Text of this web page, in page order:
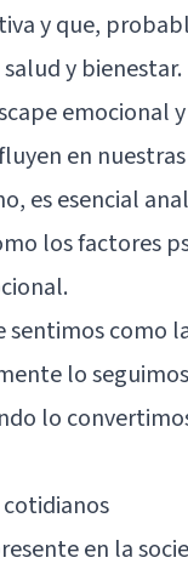
y que,
y bienestar.
emocional
en
es esencial
los factores
sentimos como
lo
lo
cotidianos
en la